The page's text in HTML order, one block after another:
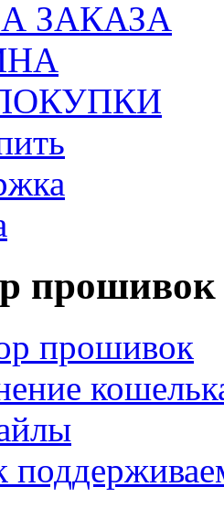
ЗАКАЗА
прошивок
прошивок